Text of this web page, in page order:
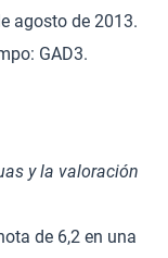
agosto de 2013.
GAD3.
y la valoración
de 6,2 en una